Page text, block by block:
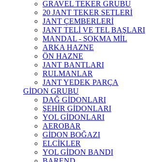
GRAVEL TEKER GRUBU
20 JANT TEKER SETLERİ
JANT ÇEMBERLERİ
JANT TELİ VE TEL BAŞLARI
MANDAL - SOKMA MİL
ARKA HAZNE
ÖN HAZNE
JANT BANTLARI
RULMANLAR
JANT YEDEK PARÇA
GİDON GRUBU
DAĞ GİDONLARI
ŞEHİR GİDONLARI
YOL GİDONLARI
AEROBAR
GİDON BOĞAZI
ELCİKLER
YOL GİDON BANDI